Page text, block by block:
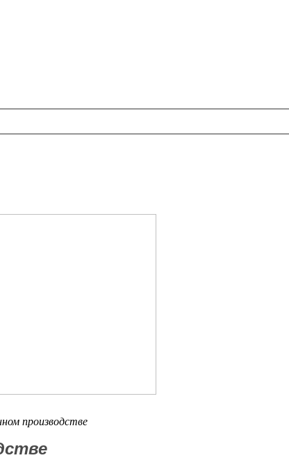
производстве